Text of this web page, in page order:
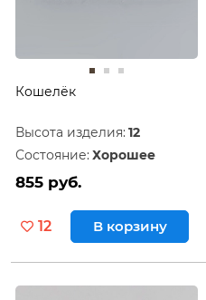
Кошелёк
Высота изделия: 12
Состояние: Хорошее
855 руб.
12 В корзину